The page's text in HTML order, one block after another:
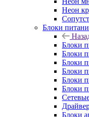
Неон
Блоки
Блоки
Блоки
Блоки
Блоки
Блоки
Блоки
Блоки